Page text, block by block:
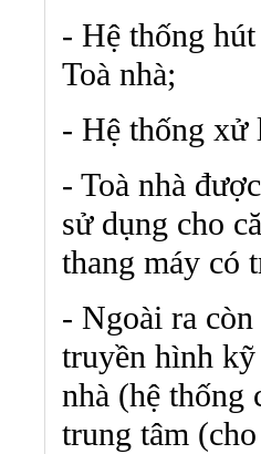
- Hệ thống
Toà nhà;
- Hệ thống xử
- Toà nhà
sử dụng cho
thang máy có
- Ngoài ra
truyền hình kỹ
nhà (hệ thống
trung tâm